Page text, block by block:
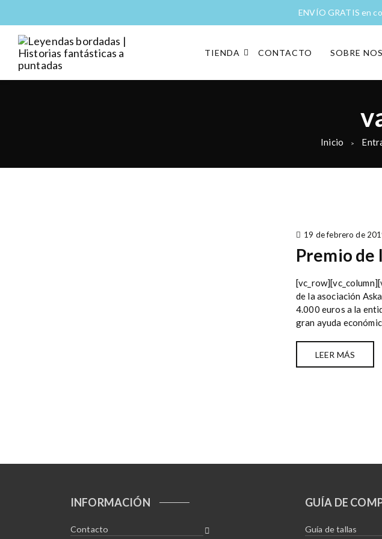
ENVÍO GRATIS en
Leyendas bordadas |
Moda y complementos
TIENDA CONTACTO SOBRE
Inicio >
19 de febrero de
Premio de
de la asociación
4.000 euros a la
gran ayuda
LEER MÁS
INFORMACIÓN
Contacto
GUÍA DE
Guía de tallas